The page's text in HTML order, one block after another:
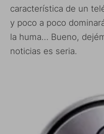
característica de un
y poco a poco
la huma… Bueno,
noticias es seria.